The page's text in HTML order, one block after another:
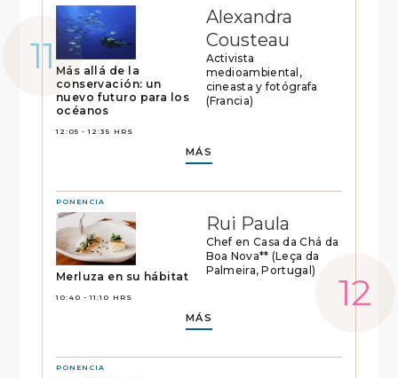
Más allá de la
conservación: un
nuevo futuro para los
océanos
12:05 - 12:35 HRS
Alexandra
Cousteau
Activista
medioambiental,
cineasta y fotógrafa
(Francia)
MÁS
PONENCIA
Merluza en su hábitat
10:40 - 11:10 HRS
Rui Paula
Chef en Casa da Chá da
Boa Nova** (Leça da
Palmeira, Portugal)
MÁS
PONENCIA